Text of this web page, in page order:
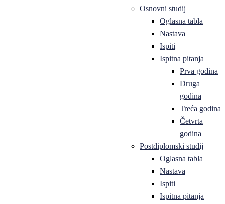
Osnovni studij
Oglasna tabla
Nastava
Ispiti
Ispitna pitanja
Prva godina
Druga
godina
Treća godina
Četvrta
godina
Postdiplomski studij
Oglasna tabla
Nastava
Ispiti
Ispitna pitanja